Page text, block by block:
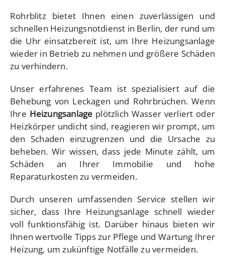
Rohrblitz bietet Ihnen einen zuverlässigen und
schnellen Heizungsnotdienst in Berlin, der rund um
die Uhr einsatzbereit ist, um Ihre Heizungsanlage
wieder in Betrieb zu nehmen und größere Schäden
zu verhindern.
Unser erfahrenes Team ist spezialisiert auf die
Behebung von Leckagen und Rohrbrüchen. Wenn
Ihre Heizungsanlage plötzlich Wasser verliert oder
Heizkörper undicht sind, reagieren wir prompt, um
den Schaden einzugrenzen und die Ursache zu
beheben. Wir wissen, dass jede Minute zählt, um
Schäden an Ihrer Immobilie und hohe
Reparaturkosten zu vermeiden.
Durch unseren umfassenden Service stellen wir
sicher, dass Ihre Heizungsanlage schnell wieder
voll funktionsfähig ist. Darüber hinaus bieten wir
Ihnen wertvolle Tipps zur Pflege und Wartung Ihrer
Heizung, um zukünftige Notfälle zu vermeiden.